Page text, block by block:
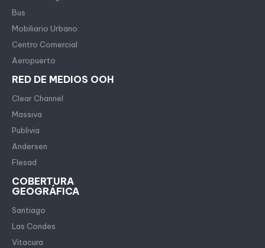
Bus
Mobiliario Urbano
Centro Comercial
Aeropuerto
RED DE MEDIOS OOH
Clear Channel
Massiva
Publivia
Andersen
Flesad
COBERTURA
GEOGRÁFICA
Santiago
Las Condes
Vitacura